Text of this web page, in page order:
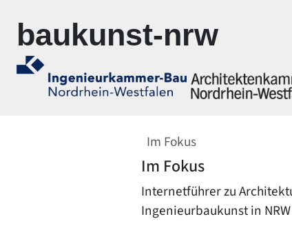
baukunst-nrw
Im Fokus
Im Fokus
Internetführer zu
Ingenieurbaukunst in NRW